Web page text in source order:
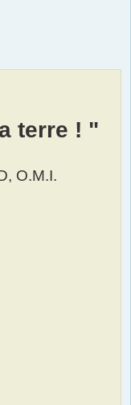
terre ! "
O.M.I.